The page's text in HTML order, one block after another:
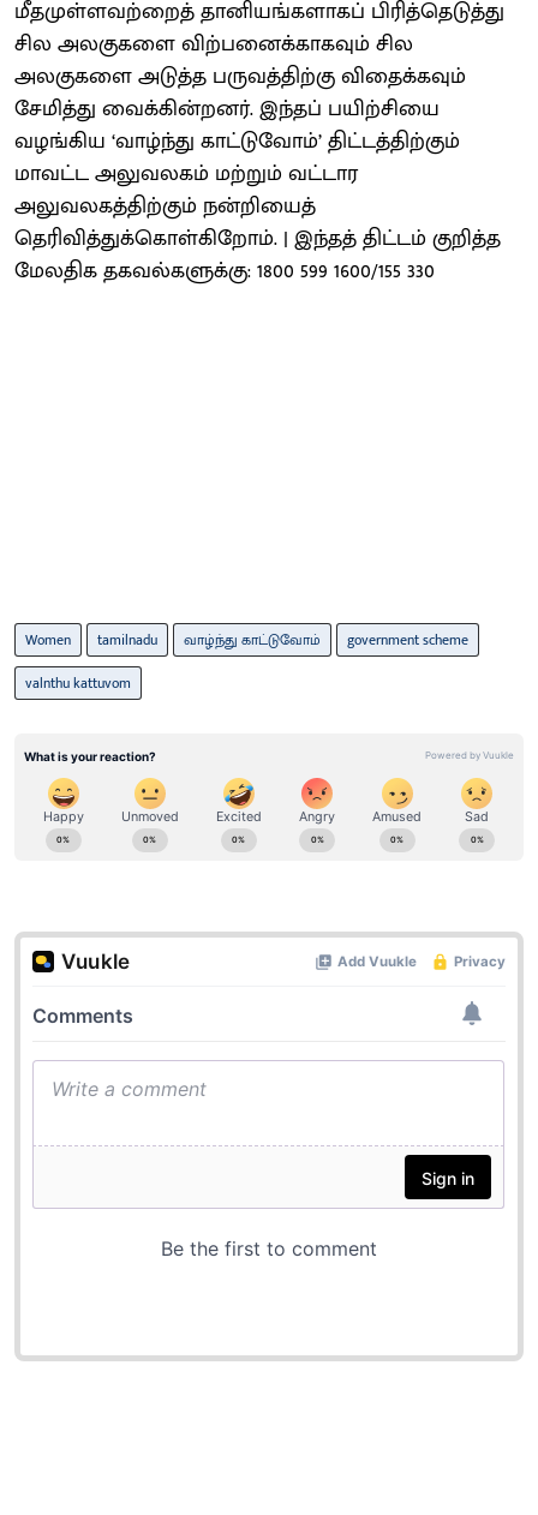
மீதமுள்ளவற்றைத் தானியங்களாகப் பிரித்தெடுத்து
சில அலகுகளை விற்பனைக்காகவும் சில
அலகுகளை அடுத்த பருவத்திற்கு விதைக்கவும்
சேமித்து வைக்கின்றனர். இந்தப் பயிற்சியை
வழங்கிய ‘வாழ்ந்து காட்டுவோம்’ திட்டத்திற்கும்
மாவட்ட அலுவலகம் மற்றும் வட்டார
அலுவலகத்திற்கும் நன்றியைத்
தெரிவித்துக்கொள்கிறோம். | இந்தத் திட்டம் குறித்த
மேலதிக தகவல்களுக்கு: 1800 599 1600/155 330
Women tamilnadu வாழ்ந்து காட்டுவோம்
government scheme
valnthu kattuvom